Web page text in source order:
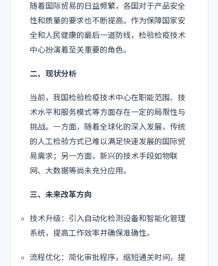
随着国际贸易的日益频繁，各国对于产品安全
性和质量的要求也不断提高。作为保障国家安
全和人民健康的最后一道防线，检验检疫技术
中心扮演着至关重要的角色。
二、现状分析
当前，我国检验检疫技术中心在职能范围、技
术水平和服务模式等方面存在一定的局限性与
挑战。一方面，随着全球化的深入发展，传统
的人工检验方式已难以满足快速发展的国际贸
易需求；另一方面，新兴的技术手段如物联
网、大数据等尚未充分应用。
三、未来改革方向
技术升级：引入自动化检测设备和智能化管理
系统，提高工作效率并确保准确性。
流程优化：简化审批程序，缩短通关时间，提